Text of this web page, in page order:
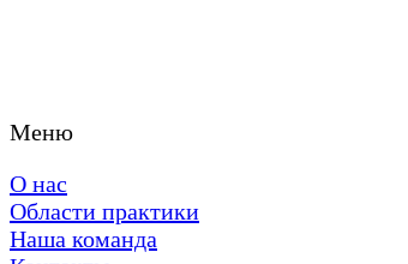
Меню
О нас
Области практики
Наша команда